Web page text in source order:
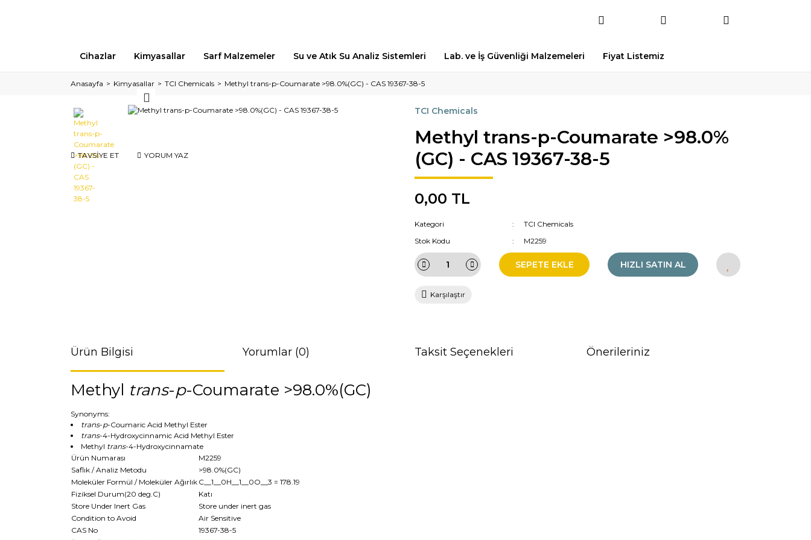
Cihazlar Kimyasallar Sarf Malzemeler Su ve Atık Su Analiz Sistemleri Lab. ve İş Güvenliği Malzemeleri Fiyat Listemiz
Anasayfa Kimyasallar TCI Chemicals Methyl trans-p-Coumarate >98.0%(GC) - CAS 19367-38-5
TAVSİYE ET YORUM YAZ
TCI Chemicals
Methyl trans-p-Coumarate >98.0%
(GC) - CAS 19367-38-5
0,00 TL
Kategori
TCI Chemicals
Stok Kodu
M2259
SEPETE EKLE HIZLI SATIN AL
Karşılaştır
Ürün Bilgisi Yorumlar (0) Taksit Seçenekleri Önerileriniz
Methyl trans-p-Coumarate >98.0%(GC)
Synonyms:
trans-p-Coumaric Acid Methyl Ester
trans-4-Hydroxycinnamic Acid Methyl Ester
Methyl trans-4-Hydroxycinnamate
Ürün Numarası
M2259
Saflık / Analiz Metodu
>98.0%(GC)
Moleküler Formül / Moleküler Ağırlık C__1__0H__1__0O__3 = 178.19
Fiziksel Durum(20 deg.C)
Katı
Store Under Inert Gas
Store under inert gas
Condition to Avoid
Air Sensitive
CAS No
19367-38-5